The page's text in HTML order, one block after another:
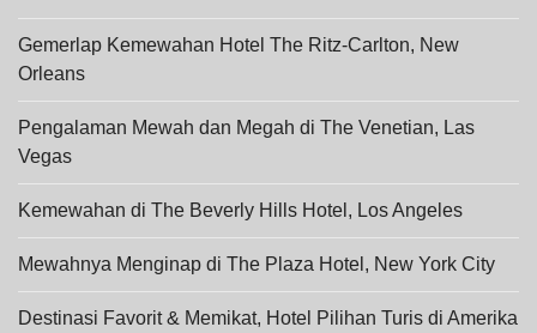
Gemerlap Kemewahan Hotel The Ritz-Carlton, New
Orleans
Pengalaman Mewah dan Megah di The Venetian, Las
Vegas
Kemewahan di The Beverly Hills Hotel, Los Angeles
Mewahnya Menginap di The Plaza Hotel, New York City
Destinasi Favorit & Memikat, Hotel Pilihan Turis di Amerika